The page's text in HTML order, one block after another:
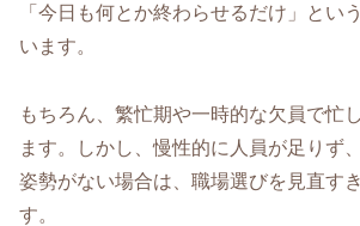
「今日も何とか終わらせるだけ」とい
います。
もちろん、繁忙期や一時的な欠員で忙
ます。しかし、慢性的に人員が足りず
姿勢がない場合は、職場選びを見直す
す。